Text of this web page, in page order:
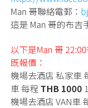
Man 哥聯絡電郵：
這是 Man 哥的布吉
以下是Man 哥
既報價：
機場去酒店 私家車
車 每程 THB 1000
機場去酒店 VAN車